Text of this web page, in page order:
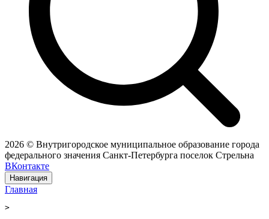
2026 © Внутригородское муниципальное образование города
федерального значения Санкт-Петербурга поселок Стрельна
ВКонтакте
Навигация
Главная
>